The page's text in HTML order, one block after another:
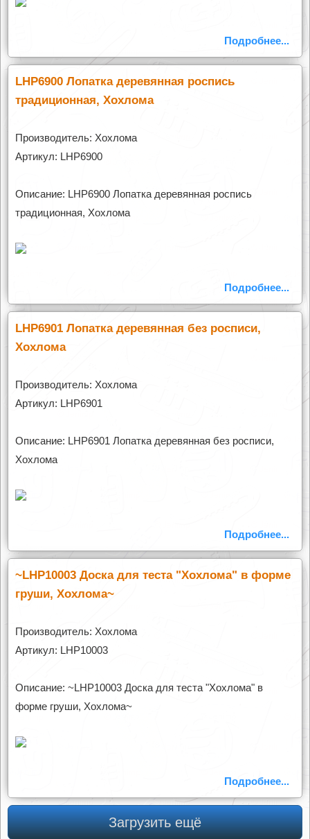
Подробнее...
LHP6900 Лопатка деревянная роспись
традиционная, Хохлома
Производитель: Хохлома
Артикул: LHP6900
Описание: LHP6900 Лопатка деревянная роспись
традиционная, Хохлома
Подробнее...
LHP6901 Лопатка деревянная без росписи,
Хохлома
Производитель: Хохлома
Артикул: LHP6901
Описание: LHP6901 Лопатка деревянная без росписи,
Хохлома
Подробнее...
~LHP10003 Доска для теста "Хохлома" в форме
груши, Хохлома~
Производитель: Хохлома
Артикул: LHP10003
Описание: ~LHP10003 Доска для теста "Хохлома" в
форме груши, Хохлома~
Подробнее...
Загрузить ещё